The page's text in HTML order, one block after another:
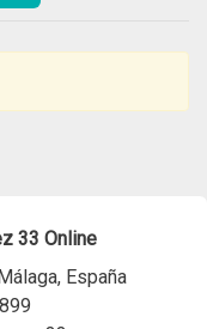
33 Online
España